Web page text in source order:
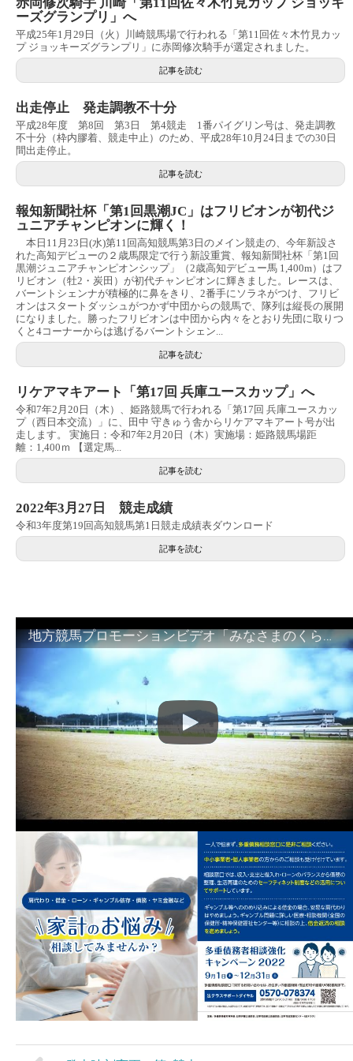
ーズグランプリ」へ
平成25年1月29日（火）川崎競馬場で行われる「第11回佐々木竹見カッ
プ ジョッキーズグランプリ」に赤岡修次騎手が選定されました。
記事を読む
出走停止 発走調教不十分
平成28年度 第8回 第3日 第4競走 1番パイグリン号は、発走調教
不十分（枠内膠着、競走中止）のため、平成28年10月24日までの30日
間出走停止。
記事を読む
報知新聞社杯「第1回黒潮JC」はフリビオンが初代ジ
ュニアチャンピオンに輝く！
本日11月23日(水)第11回高知競馬第3日のメイン競走の、今年新設さ
れた高知デビューの２歳馬限定で行う新設重賞、報知新聞社杯「第1回
黒潮ジュニアチャンピオンシップ」（2歳高知デビュー馬 1,400m）はフ
リビオン（牡2・炭田）が初代チャンピオンに輝きました。レースは、
バーントシェンナが積極的に鼻をきり、2番手にソラネがつけ、フリビ
オンはスタートダッシュがつかず中団からの競馬で、隊列は縦長の展開
になりました。勝ったフリビオンは中団から内々をとおり先団に取りつ
くと4コーナーからは逃げるバーントシェン...
記事を読む
リケアマキアート「第17回 兵庫ユースカップ」へ
令和7年2月20日（木）、姫路競馬で行われる「第17回 兵庫ユースカッ
プ（西日本交流）」に、田中 守きゅう舎からリケアマキアート号が出
走します。 実施日：令和7年2月20日（木）実施場：姫路競馬場距
離：1,400ｍ 【選定馬...
記事を読む
2022年3月27日 競走成績
令和3年度第19回高知競馬第1日競走成績表ダウンロード
記事を読む
地方競馬プロモーションビデオ「みなさまのくらしのために」30秒篇｜NAR公式